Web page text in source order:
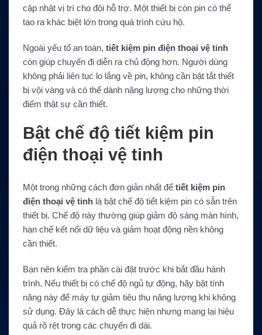
cập nhật vị trí cho đội hỗ trợ. Một thiết bị còn pin có thể
tạo ra khác biệt lớn trong quá trình cứu hộ.
Ngoài yếu tố an toàn, tiết kiệm pin điện thoại vệ tinh
còn giúp chuyến đi diễn ra chủ động hơn. Người dùng
không phải liên tục lo lắng về pin, không cần bật tắt thiết
bị vội vàng và có thể dành năng lượng cho những thời
điểm thật sự cần thiết.
Bật chế độ tiết kiệm pin
điện thoại vệ tinh
Một trong những cách đơn giản nhất để tiết kiệm pin
điện thoại vệ tinh là bật chế độ tiết kiệm pin có sẵn trên
thiết bị. Chế độ này thường giúp giảm độ sáng màn hình,
hạn chế kết nối dữ liệu và giảm hoạt động nền không
cần thiết.
Bạn nên kiểm tra phần cài đặt trước khi bắt đầu hành
trình. Nếu thiết bị có chế độ ngủ tự động, hãy bật tính
năng này để máy tự giảm tiêu thụ năng lượng khi không
sử dụng. Đây là cách dễ thực hiện nhưng mang lại hiệu
quả rõ rệt trong các chuyến đi dài.